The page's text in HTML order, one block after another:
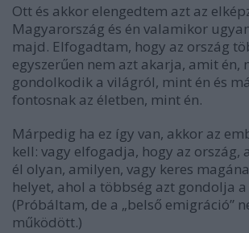
Ott és akkor elengedtem azt az
Magyarország és én valamikor
majd. Elfogadtam, hogy az ország
egyszerűen nem azt akarja, amit én,
gondolkodik a világról, mint én és
fontosnak az életben, mint én.
Márpedig ha ez így van, akkor az
kell: vagy elfogadja, hogy az ország,
él olyan, amilyen, vagy keres
helyet, ahol a többség azt gondolja
(Próbáltam, de a „belső emigráció”
működött.)